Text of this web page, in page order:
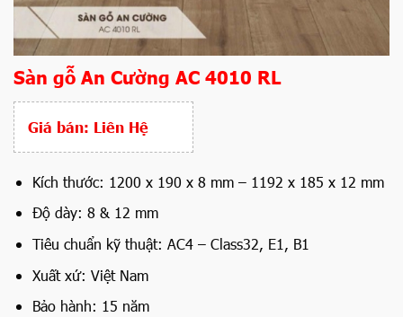
Sàn gỗ An Cường AC 4010 RL
Giá bán: Liên Hệ
Kích thước: 1200 x 190 x 8 mm – 1192 x 185 x 12 mm
Độ dày: 8 & 12 mm
Tiêu chuẩn kỹ thuật: AC4– Class32, E1, B1
Xuất xứ: Việt Nam
Bảo hành: 15 năm